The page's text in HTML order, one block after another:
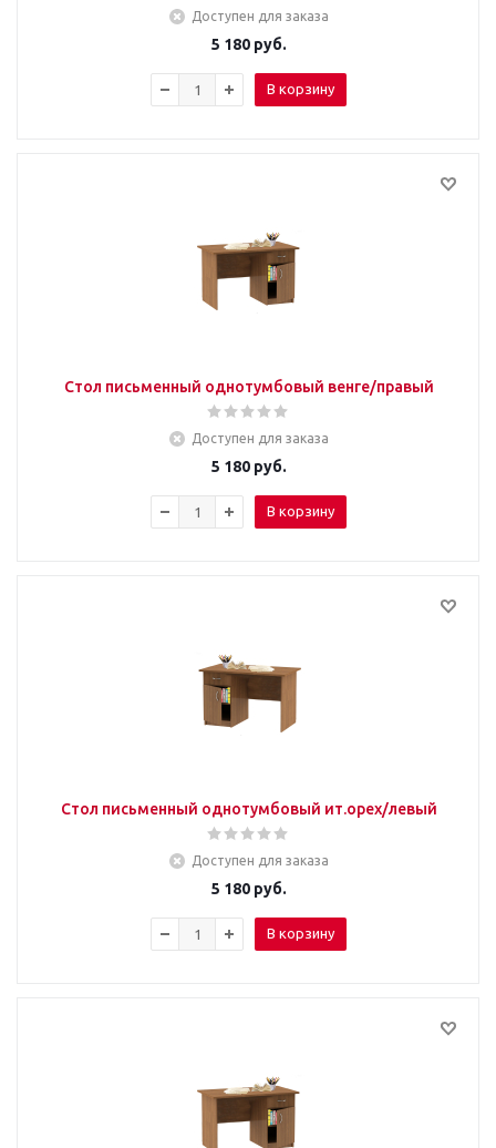
Доступен для заказа
5 180руб.
В корзину
Стол письменный однотумбовый венге/правый
Доступен для заказа
5 180руб.
В корзину
Стол письменный однотумбовый ит.орех/левый
Доступен для заказа
5 180руб.
В корзину